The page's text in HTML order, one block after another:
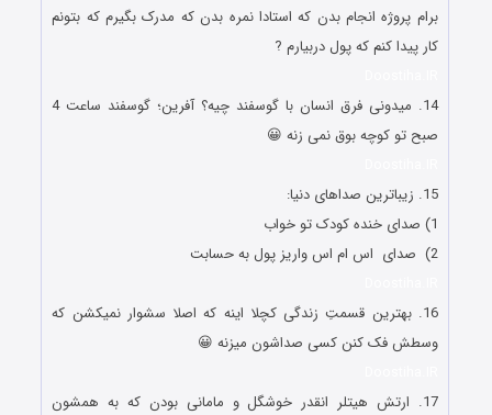
برام پروژه انجام بدن که استادا نمره بدن که مدرک بگیرم که بتونم
کار پیدا کنم که پول دربیارم ?
14. میدونی فرق انسان با گوسفند چیه؟ آفرین؛ گوسفند ساعت 4
صبح تو کوچه بوق نمی زنه 😀
15. زیباترین صداهای دنیا:
1) صدای خنده کودک تو خواب
2) صدای اس ام اس واریز پول به حسابت
16. بهترین قسمتِ زندگی کچلا اینه که اصلا سشوار نمیکشن که
وسطش فک کنن کسی صداشون میزنه 😀
17. ‏ارتش هیتلر انقدر خوشگل و مامانی بودن که به همشون